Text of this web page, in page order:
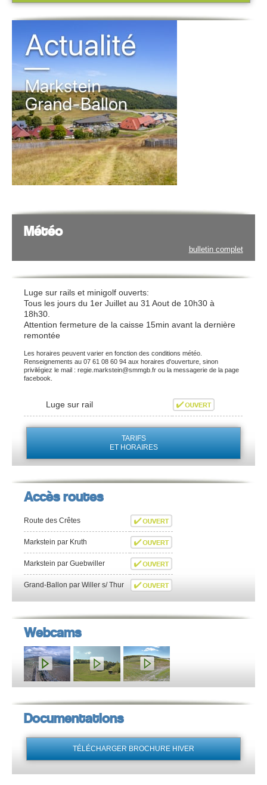
Météo
bulletin complet
Luge sur rails et minigolf ouverts:
Tous les jours du 1er Juillet au 31 Aout de 10h30 à
18h30.
Attention fermeture de la caisse 15min avant la dernière
remontée
Les horaires peuvent varier en fonction des conditions météo.
Renseignements au 07 61 08 60 94 aux horaires d'ouverture, sinon
privilégiez le mail : regie.markstein@smmgb.fr ou la messagerie de la page
facebook.
Luge sur rail
TARIFS
ET HORAIRES
Accès routes
Route des Crêtes
Markstein par Kruth
Markstein par Guebwiller
Grand-Ballon par Willer s/ Thur
Webcams
Documentations
TÉLÉCHARGER BROCHURE HIVER